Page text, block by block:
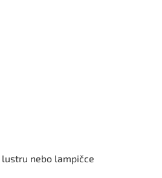
nebo lampičce